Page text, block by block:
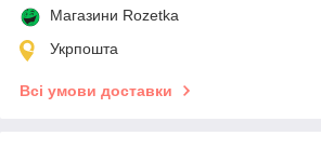
Магазини Rozetka
Укрпошта
Всі умови доставки